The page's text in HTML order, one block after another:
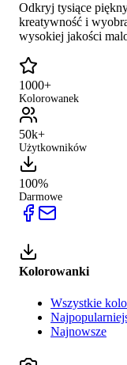
Odkryj tysiące
kreatywność i
wysokiej jakości
1000+
Kolorowanek
50k+
Użytkowników
100%
Darmowe
Kolorowanki
Wszystkie
Najnowsze